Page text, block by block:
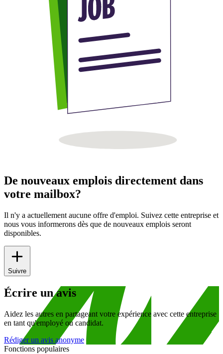
De nouveaux emplois directement dans
votre mailbox?
Il n'y a actuellement aucune offre d'emploi. Suivez cette entreprise et
nous vous informerons dès que de nouveaux emplois seront
disponibles.
Suivre
Écrire un avis
Aidez les autres en partageant votre expérience avec cette entreprise
en tant qu'employé ou candidat.
Rédiger un avis anonyme
Fonctions populaires